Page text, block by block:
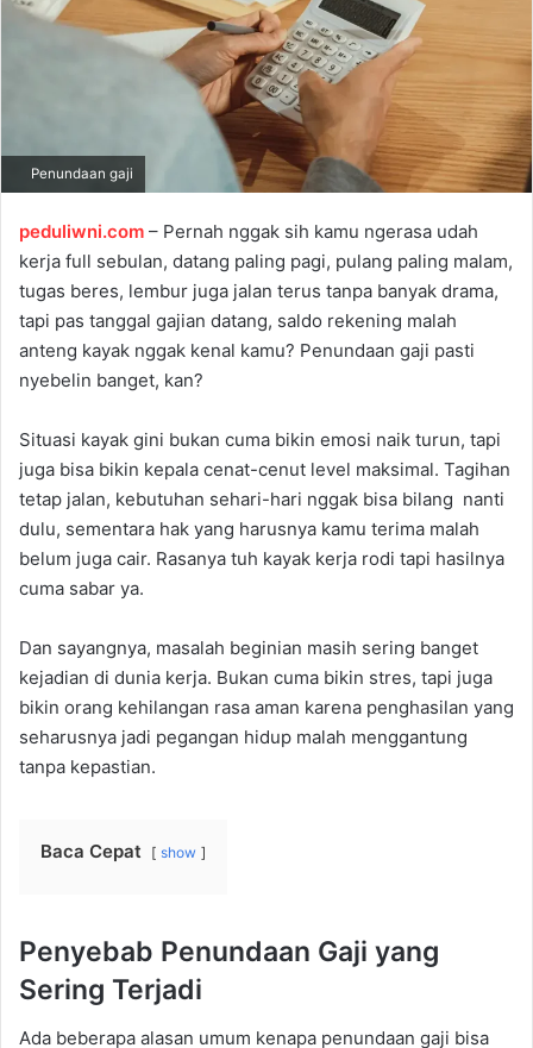
a
i
Penundaan gaji
peduliwni.com – Pernah nggak sih kamu ngerasa udah
kerja full sebulan, datang paling pagi, pulang paling malam,
tugas beres, lembur juga jalan terus tanpa banyak drama,
tapi pas tanggal gajian datang, saldo rekening malah
anteng kayak nggak kenal kamu? Penundaan gaji pasti
nyebelin banget, kan?
Situasi kayak gini bukan cuma bikin emosi naik turun, tapi
juga bisa bikin kepala cenat-cenut level maksimal. Tagihan
tetap jalan, kebutuhan sehari-hari nggak bisa bilang nanti
dulu, sementara hak yang harusnya kamu terima malah
belum juga cair. Rasanya tuh kayak kerja rodi tapi hasilnya
cuma sabar ya.
Dan sayangnya, masalah beginian masih sering banget
kejadian di dunia kerja. Bukan cuma bikin stres, tapi juga
bikin orang kehilangan rasa aman karena penghasilan yang
seharusnya jadi pegangan hidup malah menggantung
tanpa kepastian.
Baca Cepat show
Penyebab Penundaan Gaji yang
Sering Terjadi
Ada beberapa alasan umum kenapa penundaan gaji bisa